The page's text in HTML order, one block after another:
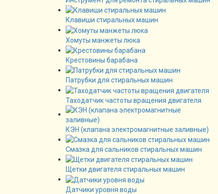
Клавиши стиральных машин
Хомуты манжеты люка
Крестовины барабана
Патрубки для стиральных машин
Таходатчик частоты вращения двигателя
КЭН (клапана электромагнитные заливные)
Смазка для сальников стиральных машин
Щетки двигателя стиральных машин
Датчики уровня воды